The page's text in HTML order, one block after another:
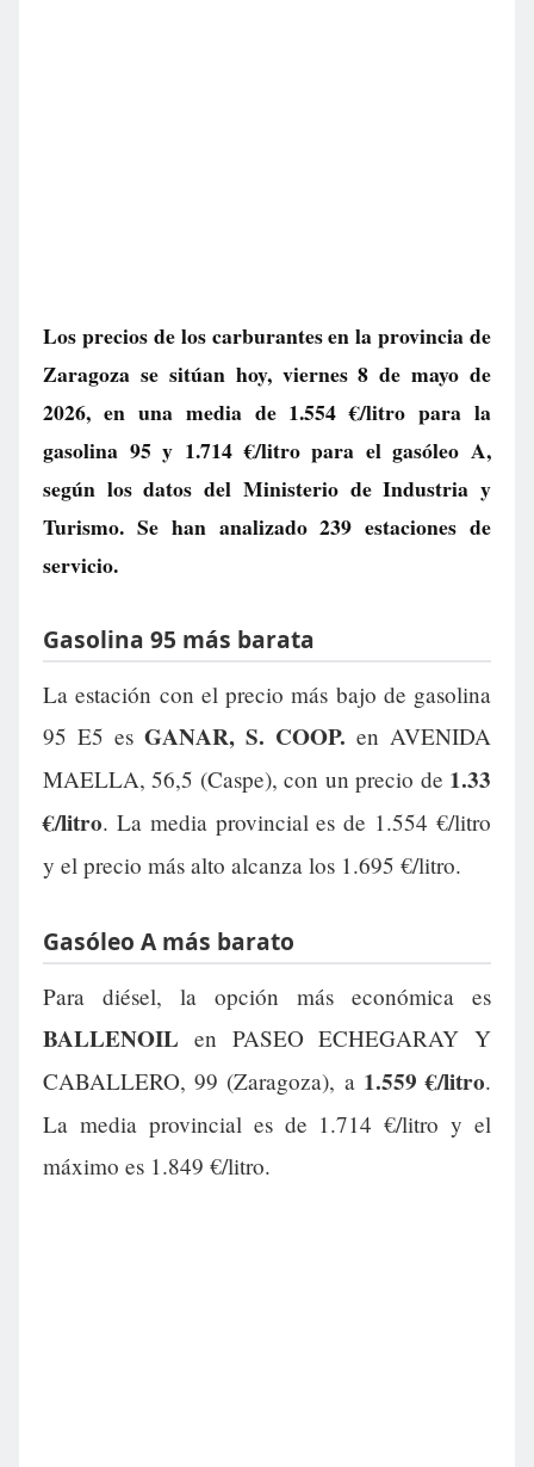
Los precios de los carburantes en la provincia de
Zaragoza se sitúan hoy, viernes 8 de mayo de
2026, en una media de 1.554 €/litro para la
gasolina 95 y 1.714 €/litropara el gasóleo A,
según los datos del Ministerio de Industria y
Turismo. Se han analizado 239 estaciones de
servicio.
Gasolina 95 más barata
La estación con el precio más bajo de gasolina
95 E5 es GANAR, S. COOP. en AVENIDA
MAELLA, 56,5 (Caspe), con un precio de 1.33
€/litro. La media provincial es de 1.554 €/litro
y el precio más alto alcanza los 1.695 €/litro.
Gasóleo A más barato
Para diésel, la opción más económica es
BALLENOIL en PASEO ECHEGARAY Y
CABALLERO, 99 (Zaragoza), a 1.559 €/litro.
La media provincial es de 1.714 €/litro y el
máximo es 1.849 €/litro.